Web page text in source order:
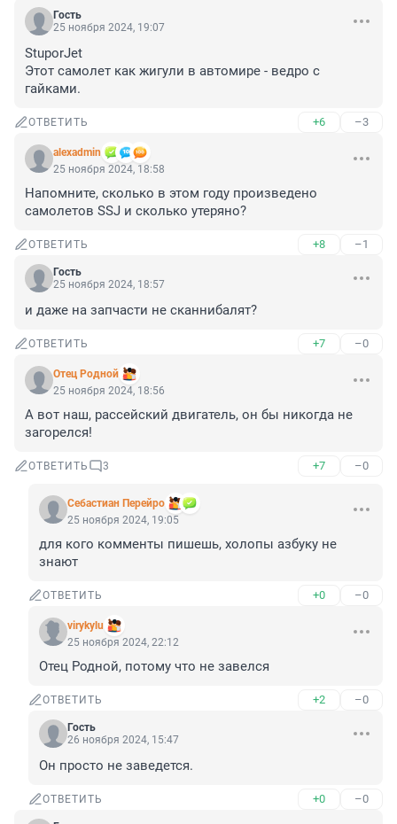
Гость
25 ноября 2024, 19:07
StuporJet
Этот самолет как жигули в автомире - ведро с
гайками.
ОТВЕТИТЬ +6 –3
alexadmin
25 ноября 2024, 18:58
Напомните, сколько в этом году произведено
самолетов SSJ и сколько утеряно?
ОТВЕТИТЬ +8 –1
Гость
25 ноября 2024, 18:57
и даже на запчасти не сканнибалят?
ОТВЕТИТЬ +7 –0
Отец Родной
25 ноября 2024, 18:56
А вот наш, рассейский двигатель, он бы никогда не
загорелся!
ОТВЕТИТЬ 3 +7 –0
Себастиан Перейро
25 ноября 2024, 19:05
для кого комменты пишешь, холопы азбуку не
знают
ОТВЕТИТЬ +0 –0
virykylu
25 ноября 2024, 22:12
Отец Родной, потому что не завелся
ОТВЕТИТЬ +2 –0
Гость
26 ноября 2024, 15:47
Он просто не заведется.
ОТВЕТИТЬ +0 –0